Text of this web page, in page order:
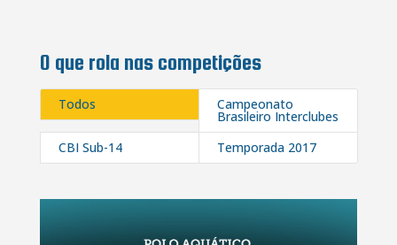
O que rola nas competições
Todos Campeonato
Brasileiro Interclubes
CBI Sub-14
Temporada 2017